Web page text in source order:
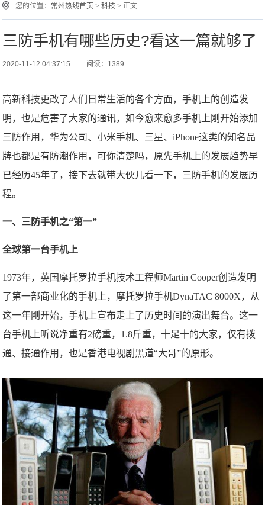
您的位置： 常州热线首页 >科技 > 正文
三防手机有哪些历史?看这一篇就够了
2020-11-12 04:37:15 阅读：1389
高新科技更改了人们日常生活的各个方面，手机上的创造发
明，也是危害了大家的通讯，如今愈来愈多手机上刚开始添加
三防作用，华为公司、小米手机、三星、iPhone这类的知名品
牌也都是有防潮作用，可你清楚吗，原先手机上的发展趋势早
已经历45年了，接下去就带大伙儿看一下，三防手机的发展历
程。
一、三防手机之“第一”
全球第一台手机上
1973年，英国摩托罗拉手机技术工程师Martin Cooper创造发明
了第一部商业化的手机上，摩托罗拉手机DynaTAC 8000X，从
这一年刚开始，手机上宣布走上了历史时间的演出舞台。这一
台手机上听说净重有2磅重，1.8斤重，十足十的大家，仅有拨
通、接通作用，也是香港电视剧黑道“大哥”的原形。